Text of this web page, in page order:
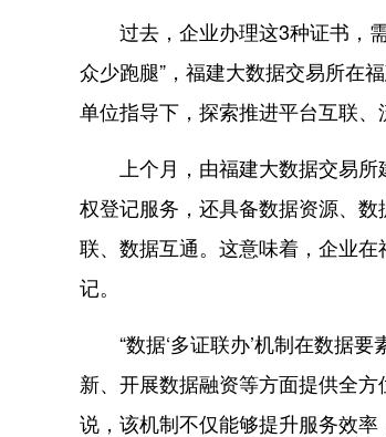
过去，企业办理这3种证书，需
众少跑腿”，福建大数据交易所在
单位指导下，探索推进平台互联、
上个月，由福建大数据交易所
权登记服务，还具备数据资源、
联、数据互通。这意味着，企业
记。
“数据‘多证联办’机制在数据要
新、开展数据融资等方面提供全
说，该机制不仅能够提升服务效率